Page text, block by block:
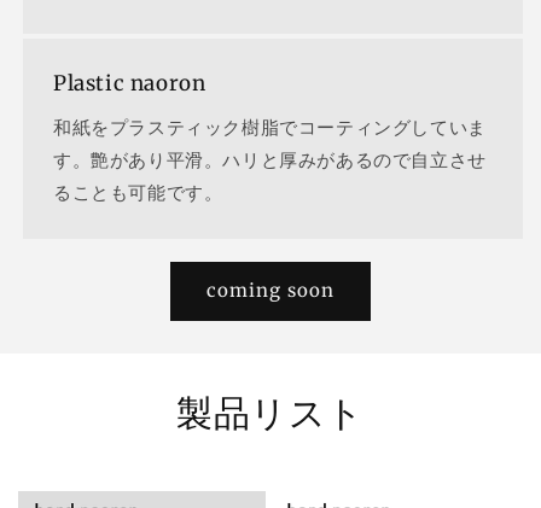
Plastic naoron
和紙をプラスティック樹脂でコーティングしていま
す。艶があり平滑。ハリと厚みがあるので自立させ
ることも可能です。
coming soon
製品リスト